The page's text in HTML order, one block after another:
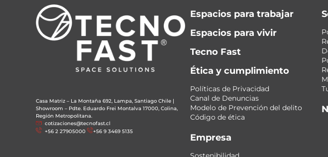
Casa Matriz – La Montaña 692, Lampa, Santiago Chile |
Showroom – Pdte. Eduardo Frei Montalva 17000, Colina,
Región Metropolitana.
cotizaciones@tecnofast.cl
+56 2 27905000
+56 9 3469 5135
Espacios para trabajar
Espacios para vivir
Tecno Fast
Ética y cumplimiento
Políticas de Privacidad
Canal de Denuncias
Modelo de Prevención del delito
Código de ética
Empresa